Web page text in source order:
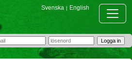
Svenska | English